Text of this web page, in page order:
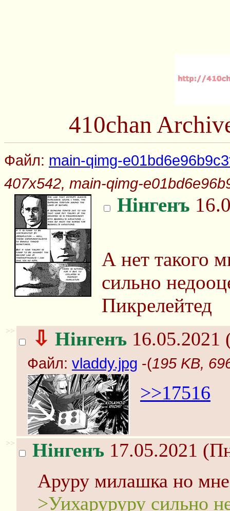
410chan
Файл: main-qimg-
407x542, main-qimg-
Нінгенъ
А нет такого
сильно
Пикрелейтед
>> ⇩ Нінгенъ 16.05.2021
Файл: vladdy.jpg -(195 KB,
>>17516
>> Нінгенъ 17.05.2021
Аруру милашка но
>Уихаруруру сильно